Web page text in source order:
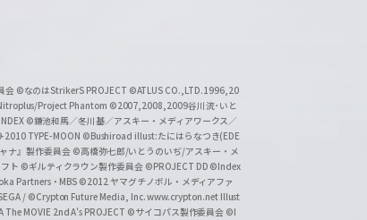
会 ©なのはStrikerS PROJECT ©ATLUS CO.,LTD.1996,20
Project Phantom ©2007,2008,2009谷川流･いと
©鎌池和馬／冬川基／アスキー・メディアワークス／
TYPE-MOON ©Bushiroad illust:たにはらなつき(EDE
ナ』製作委員会 ©高橋弥七郎/いとうのいぢ/アスキー・メ
ト ©ギルティクラウン製作委員会 ©PROJECT DD ©Index
Partners・MBS ©2012 ヤマグチノボル・メディアファ
/ ©Crypton Future Media, Inc. www.crypton.net Illust
The MOVIE 2nd A's PROJECT ©サイコパス製作委員会 ©I